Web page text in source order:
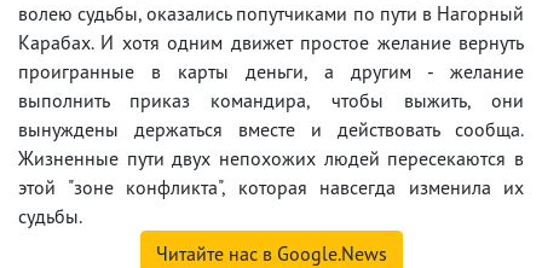
волею судьбы, оказались попутчиками по пути в Нагорный
Карабах. И хотя одним движет простое желание вернуть
проигранные в карты деньги, а другим - желание
выполнить приказ командира, чтобы выжить, они
вынуждены держаться вместе и действовать сообща.
Жизненные пути двух непохожих людей пересекаются в
этой "зоне конфликта", которая навсегда изменила их
судьбы.
Читайте нас в Google.News